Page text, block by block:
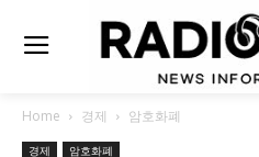
Home 경제 암호화폐
경제 암호화폐